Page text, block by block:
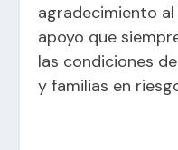
agradecimiento al
apoyo que
las condiciones
y familias en